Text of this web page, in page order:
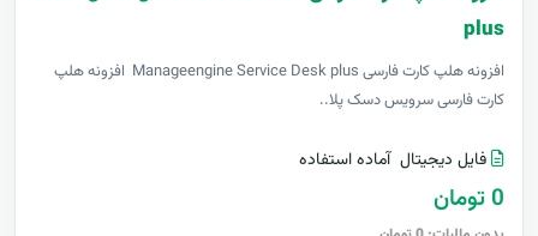
plus
افزونه هلپ کارت فارسی Manageengine Service Desk plus افزونه هلپ
کارت فارسی سرویس دسک پلا..
فایل دیجیتال آماده استفاده
0 تومان